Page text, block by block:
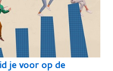
je voor op de